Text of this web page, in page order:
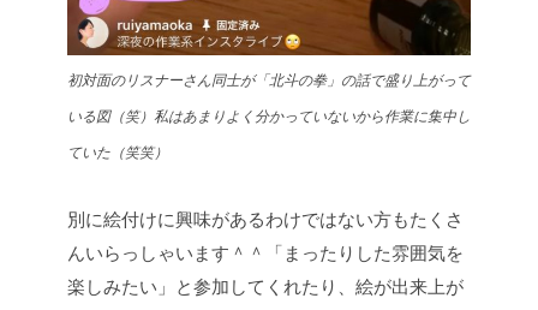
初対面のリスナーさん同士が「北斗の拳」の話で盛り上がって
いる図（笑）私はあまりよく分かっていないから作業に集中し
ていた（笑笑）
別に絵付けに興味があるわけではない方もたくさ
んいらっしゃいます＾＾「まったりした雰囲気を
楽しみたい」と参加してくれたり、絵が出来上が